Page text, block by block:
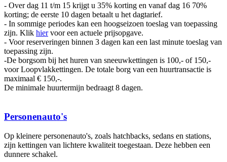
- Over dag 11 t/m 15 krijgt u 35% korting en vanaf dag 16 70%
korting; de eerste 10 dagen betaalt u het dagtarief.
- In sommige periodes kan een hoogseizoen toeslag van toepassing
zijn. Klik hiervoor een actuele prijsopgave.
- Voor reserveringen binnen 3 dagen kan een last minute toeslag van
toepassing zijn.
-De borgsom bij het huren van sneeuwkettingen is 100,- of 150,-
voor Loopvlakkettingen. De totale borg van een huurtransactie is
maximaal € 150,-.
De minimale huurtermijn bedraagt 8 dagen.
Personenauto's
Op kleinere personenauto's, zoals hatchbacks, sedans en stations,
zijn kettingen van lichtere kwaliteit toegestaan. Deze hebben een
dunnere schakel.